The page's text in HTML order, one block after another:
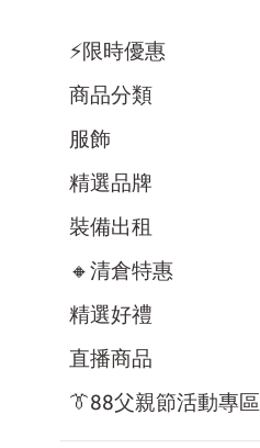
⚡限時優惠
商品分類
服飾
精選品牌
裝備出租
🔸清倉特惠
精選好禮
直播商品
👔88父親節活動專區